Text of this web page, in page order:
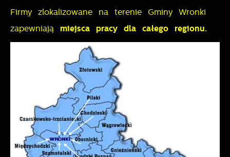
Firmy zlokalizowane na terenie Gminy Wronki
zapewniają miejsca pracy dla całego regionu.